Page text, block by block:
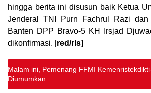
hingga berita ini disusun baik Ketua
Jenderal TNI Purn Fachrul Razi dan
Banten DPP Bravo-5 KH Irsjad
dikonfirmasi. [red/rls]
Malam ini, Pemenang FFMI
Diumumkan